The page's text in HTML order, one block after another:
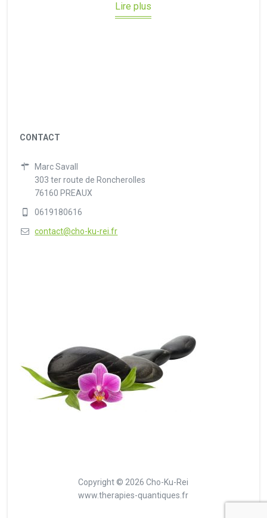
Lire plus
CONTACT
Marc Savall
303 ter route de Roncherolles
76160 PREAUX
0619180616
contact@cho-ku-rei.fr
Copyright © 2026 Cho-Ku-Rei
www.therapies-quantiques.fr